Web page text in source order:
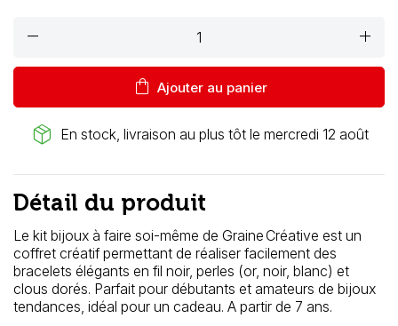
remove add
shopping_bag Ajouter au panier
package_2 En stock, livraison au plus tôt le mercredi 12 août
Détail du produit
Le kit bijoux à faire soi-même de Graine Créative est un
coffret créatif permettant de réaliser facilement des
bracelets élégants en fil noir, perles (or, noir, blanc) et
clous dorés. Parfait pour débutants et amateurs de bijoux
tendances, idéal pour un cadeau. A partir de 7 ans.